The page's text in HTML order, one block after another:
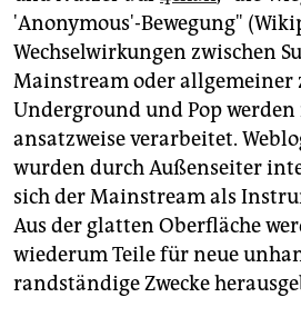
'Anonymous'-Bewegung"
Wechselwirkungen zwischen
Mainstream oder allgemeiner
Underground und Pop
ansatzweise verarbeitet.
wurden durch Außenseiter
sich der Mainstream als
Aus der glatten Oberfläche
wiederum Teile für neue
randständige Zwecke